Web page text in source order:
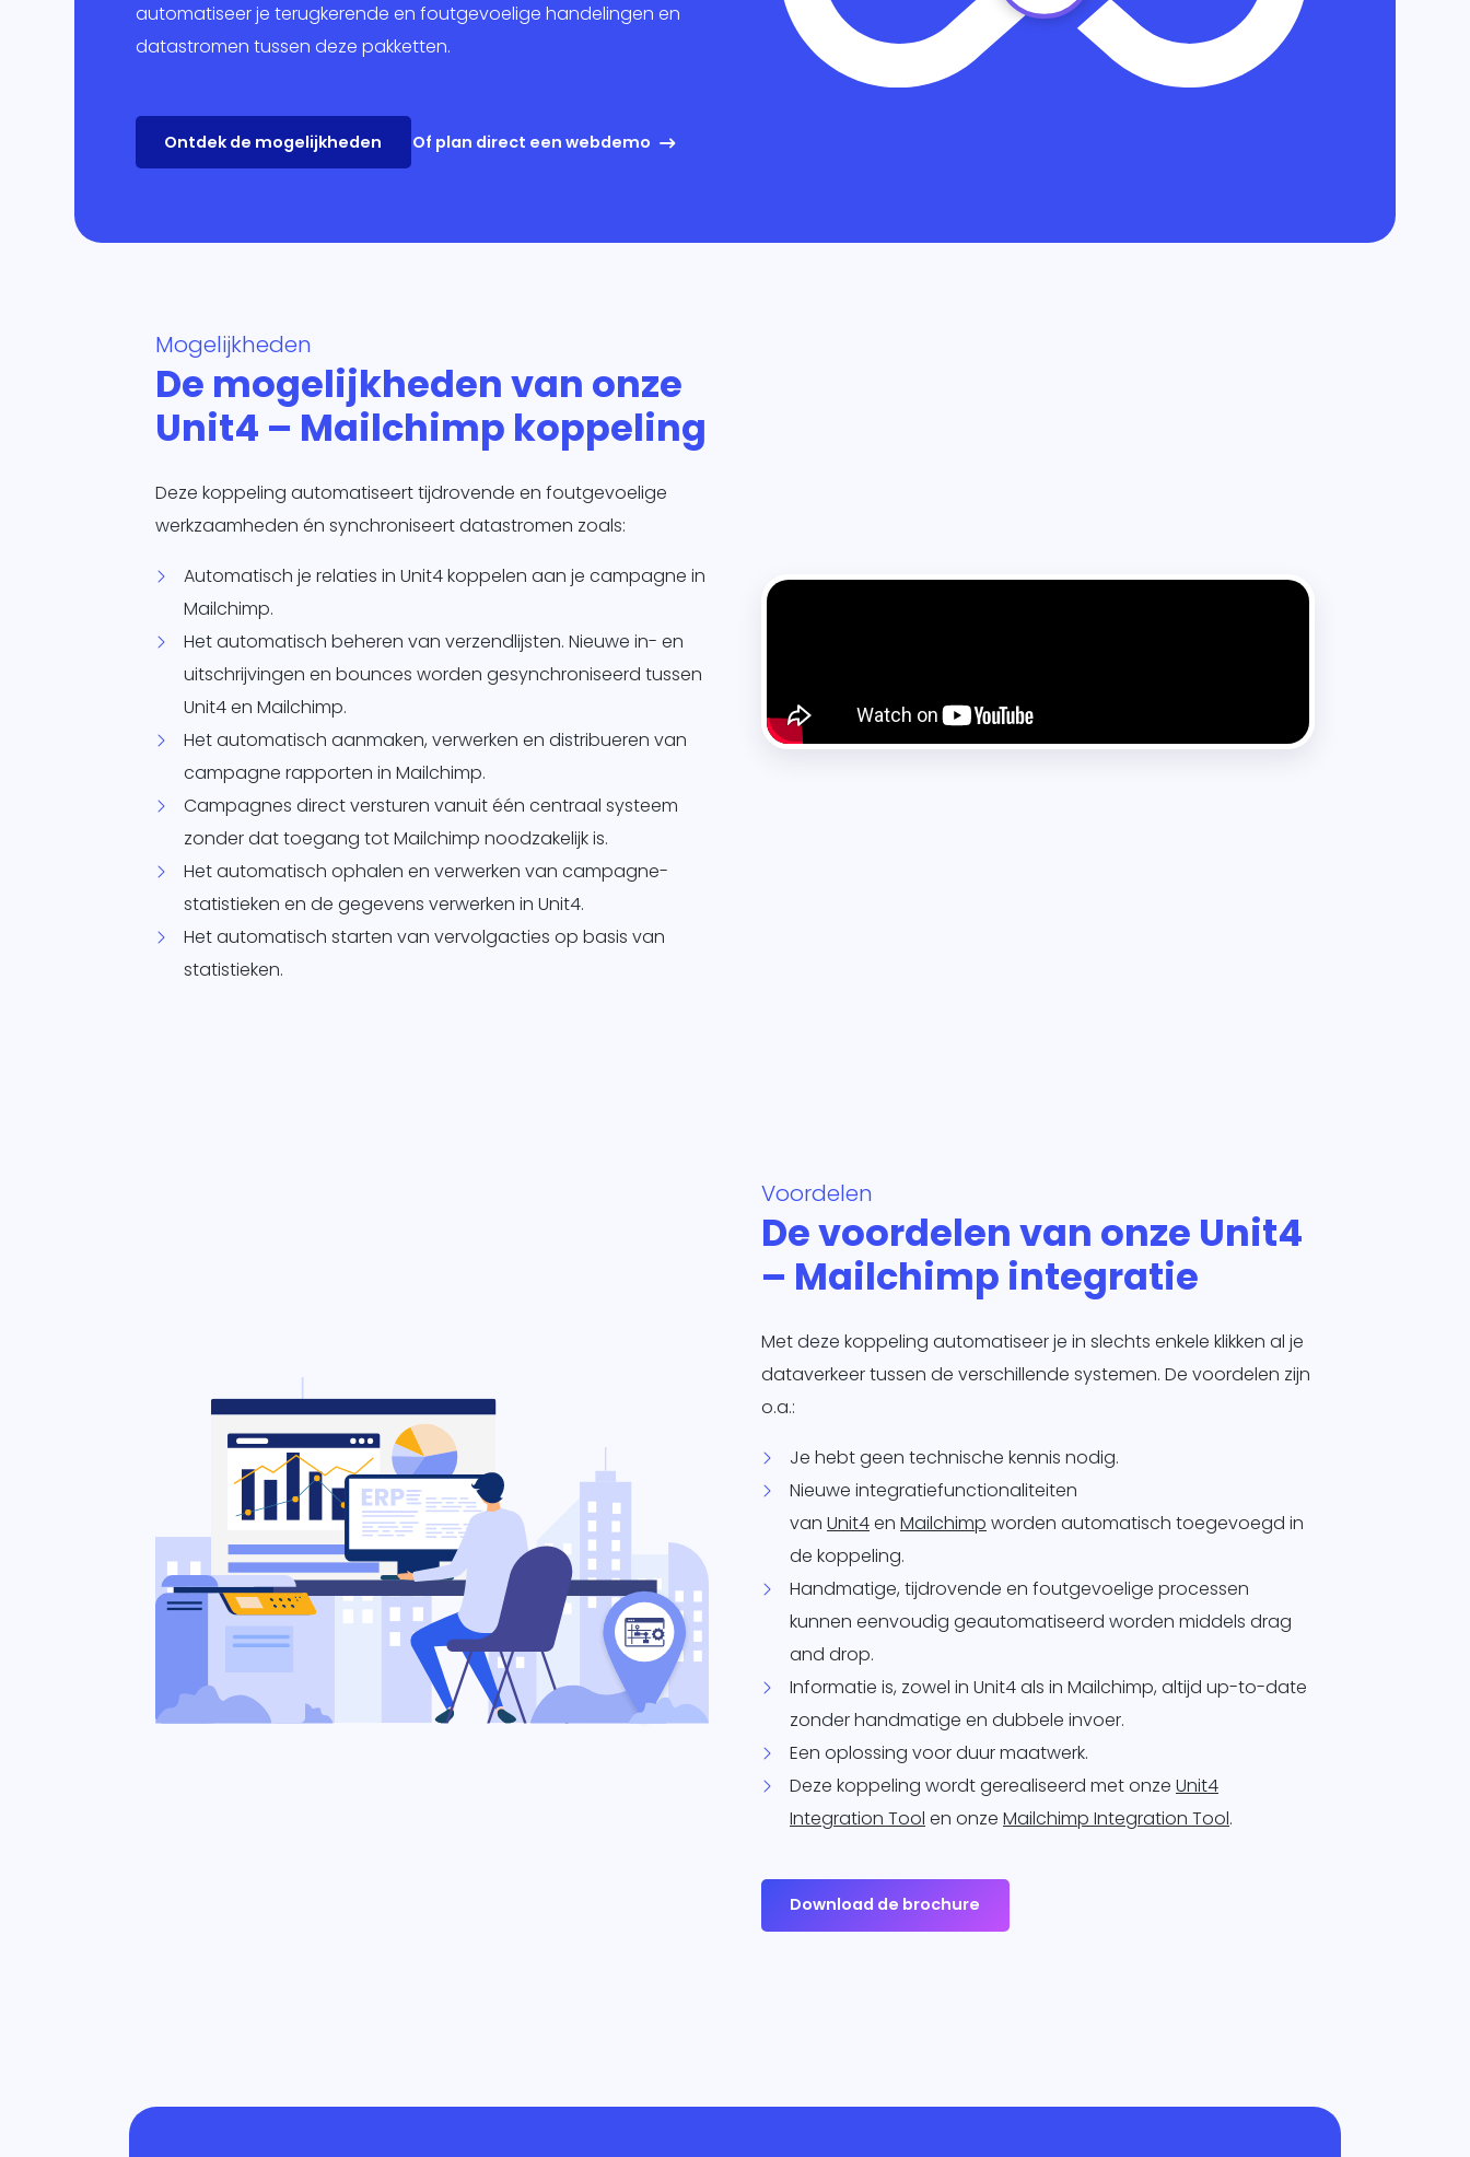
Marketing
automatiseer je terugkerende en foutgevoelige handelingen en
datastromen tussen deze pakketten.
Ontdek de mogelijkheden Of plan direct een webdemo
Mogelijkheden
De mogelijkheden van onze
Unit4 – Mailchimp koppeling
Deze koppeling automatiseert tijdrovende en foutgevoelige
werkzaamheden én synchroniseert datastromen zoals:
Automatisch je relaties in Unit4 koppelen aan je campagne in
Mailchimp.
Het automatisch beheren van verzendlijsten. Nieuwe in- en
uitschrijvingen en bounces worden gesynchroniseerd tussen
Unit4 en Mailchimp.
Het automatisch aanmaken, verwerken en distribueren van
campagne rapporten in Mailchimp.
Campagnes direct versturen vanuit één centraal systeem
zonder dat toegang tot Mailchimp noodzakelijk is.
Het automatisch ophalen en verwerken van campagne-
statistieken en de gegevens verwerken in Unit4.
Het automatisch starten van vervolgacties op basis van
statistieken.
Voordelen
De voordelen van onze Unit4
– Mailchimp integratie
Met deze koppeling automatiseer je in slechts enkele klikken al je
dataverkeer tussen de verschillende systemen. De voordelen zijn
o.a.:
Je hebt geen technische kennis nodig.
Nieuwe integratiefunctionaliteiten
van Unit4en Mailchimp worden automatisch toegevoegd in
de koppeling.
Handmatige, tijdrovende en foutgevoelige processen
kunnen eenvoudig geautomatiseerd worden middels drag
and drop.
Informatie is, zowel in Unit4 als in Mailchimp, altijd up-to-date
zonder handmatige en dubbele invoer.
Een oplossing voor duur maatwerk.
Deze koppeling wordt gerealiseerd met onze Unit4
Integration Tool en onze Mailchimp Integration Tool.
Download de brochure